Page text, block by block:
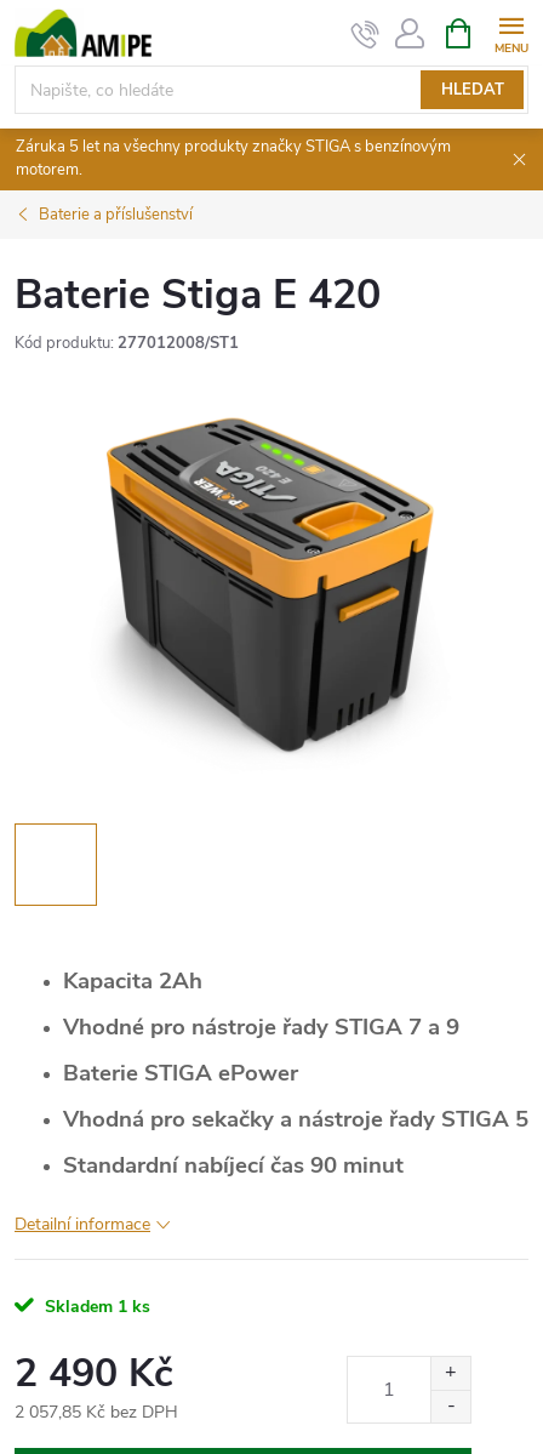
na
obsah
HLEDAT
NÁKUPNÍ
KOŠÍK
Záruka 5 let na všechny produkty značky STIGA s benzínovým
motorem.
Baterie a příslušenství
Baterie Stiga E 420
Kód produktu: 277012008/ST1
Kapacita 2Ah
Vhodné pro nástroje řady STIGA 7 a 9
Baterie STIGA ePower
Vhodná pro sekačky a nástroje řady STIGA 5
Standardní nabíjecí čas 90 minut
Detailní informace
Skladem 1 ks
2 490 Kč
2 057,85 Kč bez DPH